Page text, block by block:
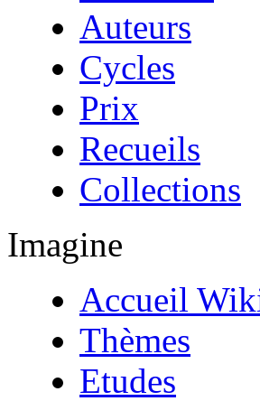
Auteurs
Cycles
Prix
Recueils
Collections
Imagine
Accueil
Thèmes
Etudes